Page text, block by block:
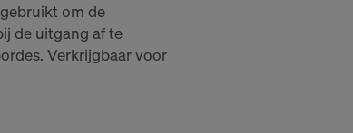
om de
de uitgang af te
Verkrijgbaar voor